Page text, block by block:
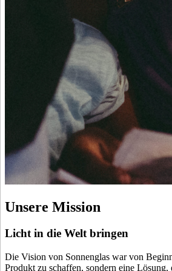
Unsere Mission
Licht in die Welt bringen
Die Vision von Sonnenglas war von
Produkt zu schaffen, sondern eine Lösung,